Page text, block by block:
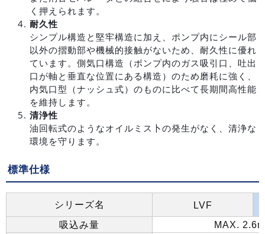
く押えられます。
耐久性
シンプル構造と堅牢構造に加え、ポンプ内にシール部
以外の摺動部や機械的接触がないため、耐久性に優れ
ています。側気口構造（ボンプ内のガス吸引口、吐出
口が軸と垂直な位置にある構造）のため磨耗に強く、
内気口型（ナッシュ式）のものに比べて長期間高性能
を維持します。
清浄性
油回転式のようなオイルミス卜の発生がなく、清浄な
環境を守ります。
標準仕様
シリーズ名 LVF
吸込み量 MAX.